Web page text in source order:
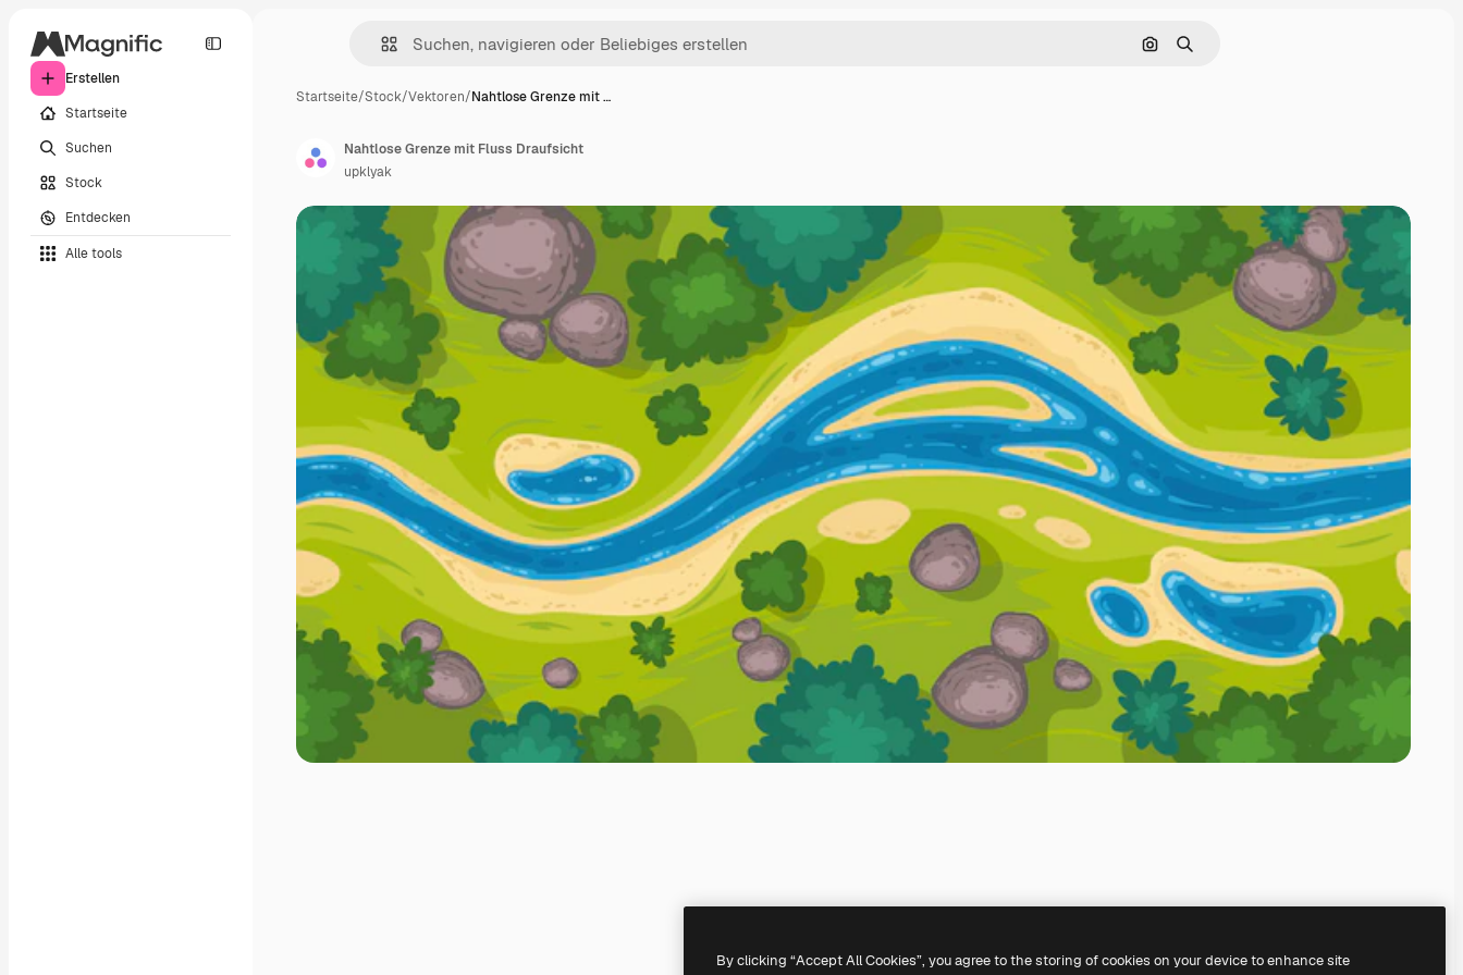
Erstellen
Startseite
Suchen
Stock
Entdecken
Alle tools
Nach Bild suchen
Suchen
Startseite/Stock/Vektoren/Nahtlose Grenze mit …
Nahtlose Grenze mit Fluss Draufsicht
upklyak
By clicking “Accept All Cookies”, you agree to the storing of cookies on your device to enhance site